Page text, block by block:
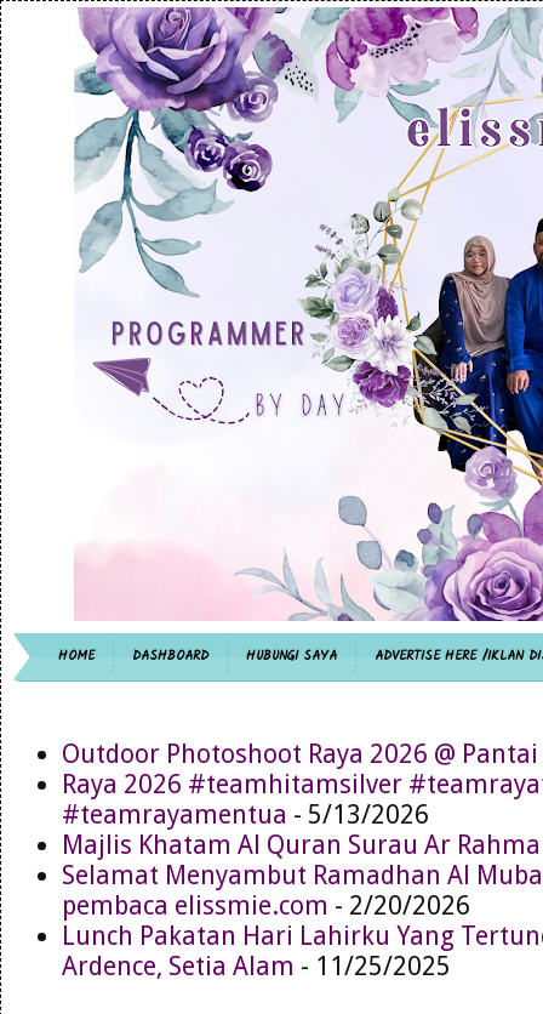
HOME DASHBOARD HUBUNGI SAYA ADVERTISE HERE /IKLAN
Outdoor Photoshoot Raya 2026 @ Pantai
Raya 2026 #teamhitamsilver
#teamrayamentua - 5/13/2026
Majlis Khatam Al Quran Surau Ar
Selamat Menyambut Ramadhan Al
pembaca elissmie.com - 2/20/2026
Lunch Pakatan Hari Lahirku Yang
Ardence, Setia Alam - 11/25/2025